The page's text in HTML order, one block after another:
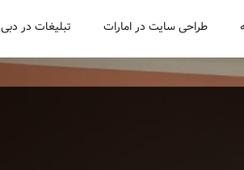
طراحی سایت در امارات تبلیغات در دبی